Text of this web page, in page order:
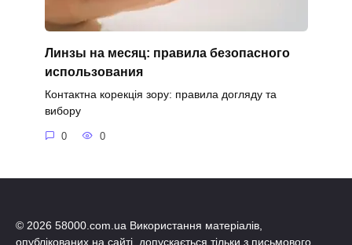
Линзы на месяц: правила безопасного
использования
Контактна корекція зору: правила догляду та
вибору
0 0
© 2026 58000.com.ua Використання матеріалів,
опублікованих на сайті, допускається тільки з письмового